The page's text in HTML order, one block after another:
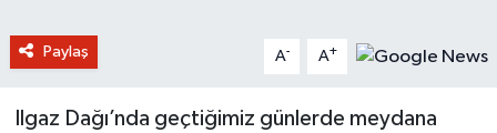
Paylaş A- A+
Ilgaz Dağı’nda geçtiğimiz günlerde meydana